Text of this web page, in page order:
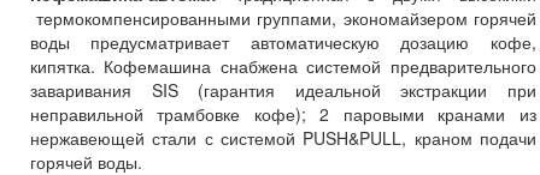
термокомпенсированными группами, экономайзером горячей
воды предусматривает автоматическую дозацию кофе,
кипятка. Кофемашина снабжена системой предварительного
заваривания SIS (гарантия идеальной экстракции при
неправильной трамбовке кофе); 2 паровыми кранами из
нержавеющей стали с системой PUSH&PULL, краном подачи
горячей воды.